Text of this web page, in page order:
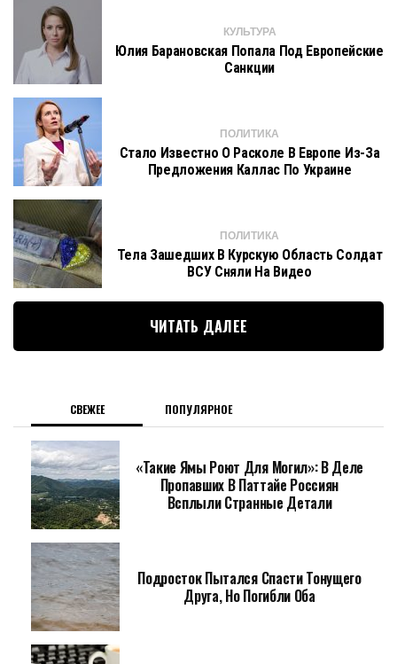
КУЛЬТУРА
Юлия Барановская Попала Под Европейские
Санкции
ПОЛИТИКА
Стало Известно О Расколе В Европе Из-За
Предложения Каллас По Украине
ПОЛИТИКА
Тела Зашедших В Курскую Область Солдат
ВСУ Сняли На Видео
ЧИТАТЬ ДАЛЕЕ
СВЕЖЕЕ ПОПУЛЯРНОЕ
«Такие Ямы Роют Для Могил»: В Деле
Пропавших В Паттайе Россиян
Всплыли Странные Детали
Подросток Пытался Спасти Тонущего
Друга, Но Погибли Оба